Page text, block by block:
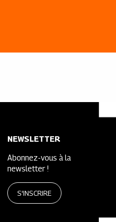
NEWSLETTER
Abonnez-vous à la
newsletter !
S'INSCRIRE